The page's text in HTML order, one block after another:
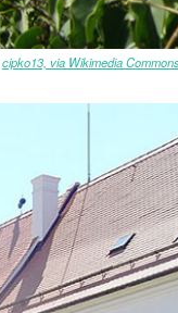
cipko13, via Wikimedia